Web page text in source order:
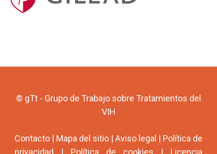
© gTt - Grupo de Trabajo sobre Tratamientos del
VIH
Contacto | Mapa del sitio | Aviso legal | Política de
privacidad | Política de cookies | Licencia